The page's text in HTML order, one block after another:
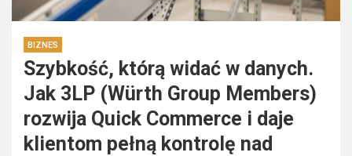
BIZNES
Szybkość, którą widać w danych.
Jak 3LP (Würth Group Members)
rozwija Quick Commerce i daje
klientom pełną kontrolę nad